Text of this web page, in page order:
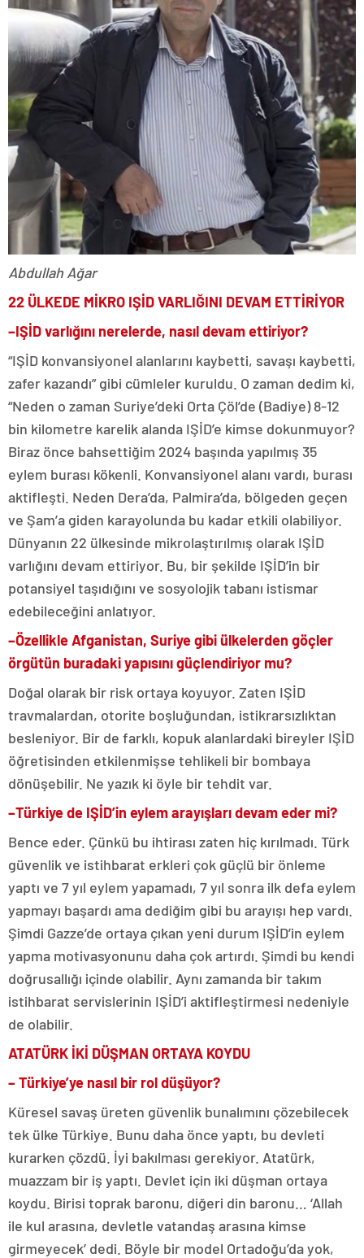
Abdullah Ağar
22 ÜLKEDE MİKRO IŞİD VARLIĞINI DEVAM ETTİRİYOR
–IŞİD varlığını nerelerde, nasıl devam ettiriyor?
“IŞİD konvansiyonel alanlarını kaybetti, savaşı kaybetti,
zafer kazandı” gibi cümleler kuruldu. O zaman dedim ki,
“Neden o zaman Suriye’deki Orta Çöl’de (Badiye) 8-12
bin kilometre karelik alanda IŞİD’e kimse dokunmuyor?
Biraz önce bahsettiğim 2024 başında yapılmış 35
eylem burası kökenli. Konvansiyonel alanı vardı, burası
aktifleşti. Neden Dera’da, Palmira’da, bölgeden geçen
ve Şam’a giden karayolunda bu kadar etkili olabiliyor.
Dünyanın 22 ülkesinde mikrolaştırılmış olarak IŞİD
varlığını devam ettiriyor. Bu, bir şekilde IŞİD’in bir
potansiyel taşıdığını ve sosyolojik tabanı istismar
edebileceğini anlatıyor.
–Özellikle Afganistan, Suriye gibi ülkelerden göçler
örgütün buradaki yapısını güçlendiriyor mu?
Doğal olarak bir risk ortaya koyuyor. Zaten IŞİD
travmalardan, otorite boşluğundan, istikrarsızlıktan
besleniyor. Bir de farklı, kopuk alanlardaki bireyler IŞİD
öğretisinden etkilenmişse tehlikeli bir bombaya
dönüşebilir. Ne yazık ki öyle bir tehdit var.
–Türkiye de IŞİD’in eylem arayışları devam eder mi?
Bence eder. Çünkü bu ihtirası zaten hiç kırılmadı. Türk
güvenlik ve istihbarat erkleri çok güçlü bir önleme
yaptı ve 7 yıl eylem yapamadı, 7 yıl sonra ilk defa eylem
yapmayı başardı ama dediğim gibi bu arayışı hep vardı.
Şimdi Gazze’de ortaya çıkan yeni durum IŞİD’in eylem
yapma motivasyonunu daha çok artırdı. Şimdi bu kendi
doğrusallığı içinde olabilir. Aynı zamanda bir takım
istihbarat servislerinin IŞİD’i aktifleştirmesi nedeniyle
de olabilir.
ATATÜRK İKİ DÜŞMAN ORTAYA KOYDU
– Türkiye’ye nasıl bir rol düşüyor?
Küresel savaş üreten güvenlik bunalımını çözebilecek
tek ülke Türkiye. Bunu daha önce yaptı, bu devleti
kurarken çözdü. İyi bakılması gerekiyor. Atatürk,
muazzam bir iş yaptı. Devlet için iki düşman ortaya
koydu. Birisi toprak baronu, diğeri din baronu… ‘Allah
ile kul arasına, devletle vatandaş arasına kimse
girmeyecek’ dedi. Böyle bir model Ortadoğu’da yok,